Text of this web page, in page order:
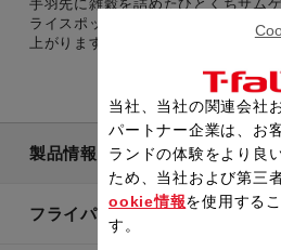
手羽先に雑穀を詰めたひとくちサム
ライスポットなら鶏のうま味を閉じ
上がります。
製品情報
フライパン・鍋
当社、当社の関連会社
パートナー企業は、お
ランドの体験をより良
ため、当社および第三
ookie情報を使用する
す。